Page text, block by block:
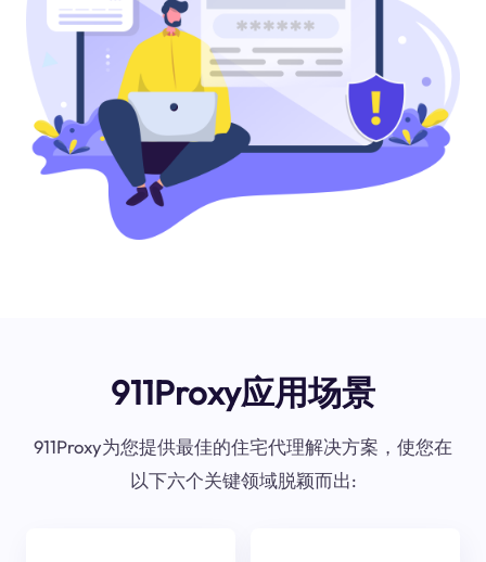
911Proxy应用场景
911Proxy为您提供最佳的住宅代理解决方案，使您在
以下六个关键领域脱颖而出: